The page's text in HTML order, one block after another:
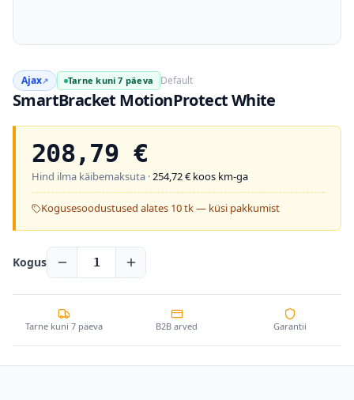
Ajax↗ Tarne kuni 7 päeva Default
SmartBracket MotionProtect White
208,79 €
Hind ilma käibemaksuta ·254,72€ koos km-ga
Kogusesoodustused alates 10 tk — küsi pakkumist
Kogus 1
Tarne kuni 7 päeva B2B arved Garantii